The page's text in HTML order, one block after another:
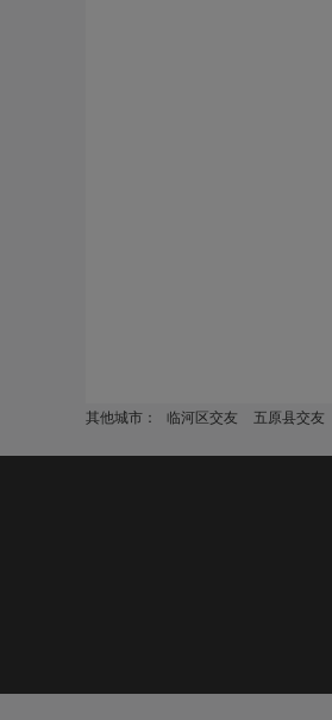
其他城市： 临河区交友 五原县交友